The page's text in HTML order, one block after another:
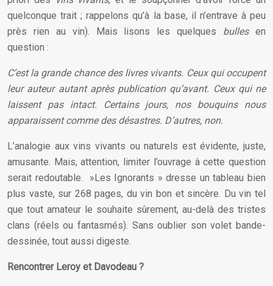
quelconque trait ; rappelons qu’à la base, il n’entrave à peu
près rien au vin). Mais lisons les quelques bullesen
question :
C’est la grande chance des livres vivants. Ceux qui occupent
leur auteur autant après publication qu’avant. Ceux qui ne
laissent pas intact. Certains jours, nos bouquins nous
apparaissent comme des désastres. D’autres, non.
L’analogie aux vins vivants ou naturels est évidente, juste,
amusante. Mais, attention, limiter l’ouvrage à cette question
serait redoutable. »Les Ignorants » dresse un tableau bien
plus vaste, sur 268 pages, du vin bon et sincère. Du vin tel
que tout amateur le souhaite sûrement, au-delà des tristes
clans (réels ou fantasmés). Sans oublier son volet bande-
dessinée, tout aussi digeste.
Rencontrer Leroy et Davodeau ?